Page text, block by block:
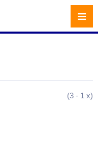
(3 - 1 x)
≡